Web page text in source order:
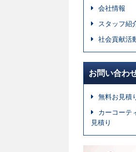
会社情報
スタッフ紹
社会貢献活
お問い合わ
無料お見積
カーコーテ
見積り